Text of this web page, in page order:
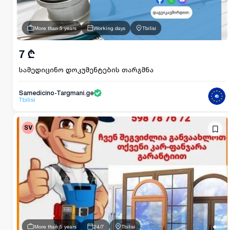
More than 5 years Working days Tbilisi
სამედიცინო დოკუმენტების თარგმნა
7 ₾
Samedicino-Targmani.ge
Tbilisi
SV
More than 5 years 24/7 Tbilisi